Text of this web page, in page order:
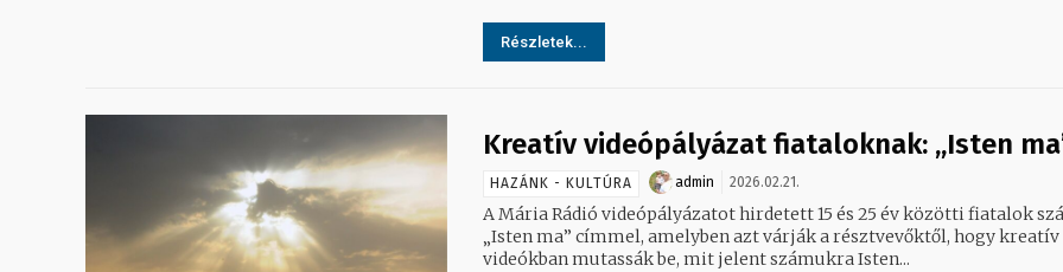
Részletek...
Kreatív videópályázat fiataloknak: „Isten
HAZÁNK - KULTÚRA admin 2026.02.21.
A Mária Rádió videópályázatot hirdetett 15 és 25 év közötti fiatalok
„Isten ma” címmel, amelyben azt várják a résztvevőktől, hogy kreatív
videókban mutassák be, mit jelent számukra Isten...